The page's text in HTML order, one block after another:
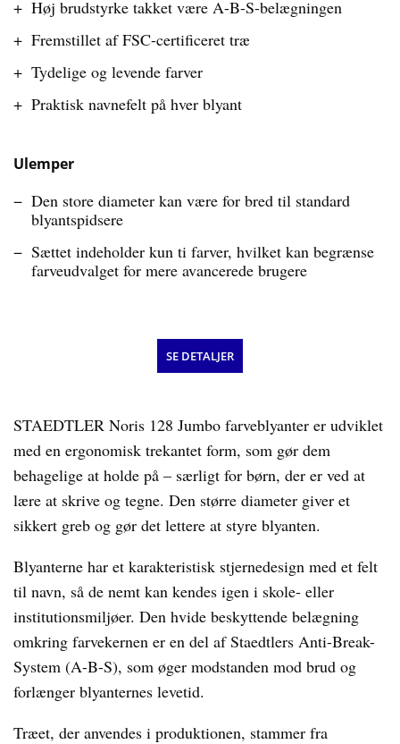
STAEDTLER Noris 128 Jumbo farveblyanter er udviklet
med en ergonomisk trekantet form, som gør dem
behagelige at holde på – særligt for børn, der er ved at
lære at skrive og tegne. Den større diameter giver et
sikkert greb og gør det lettere at styre blyanten.
Blyanterne har et karakteristisk stjernedesign med et felt
til navn, så de nemt kan kendes igen i skole- eller
institutionsmiljøer. Den hvide beskyttende belægning
omkring farvekernen er en del af Staedtlers Anti-Break-
System (A-B-S), som øger modstanden mod brud og
forlænger blyanternes levetid.
Træet, der anvendes i produktionen, stammer fra
Høj brudstyrke takket være A-B-S-belægningen
Fremstillet af FSC-certificeret træ
Tydelige og levende farver
Praktisk navnefelt på hver blyant
Ulemper
Den store diameter kan være for bred til standard
blyantspidsere
Sættet indeholder kun ti farver, hvilket kan begrænse
farveudvalget for mere avancerede brugere
SE DETALJER